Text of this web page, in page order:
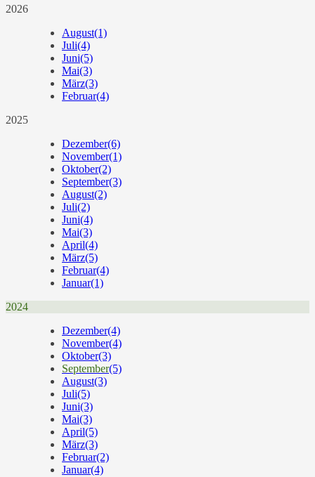
2026
August(1)
Juli(4)
Juni(5)
Mai(3)
März(3)
Februar(4)
2025
Dezember(6)
November(1)
Oktober(2)
September(3)
August(2)
Juli(2)
Juni(4)
Mai(3)
April(4)
März(5)
Februar(4)
Januar(1)
2024
Dezember(4)
November(4)
Oktober(3)
September(5)
August(3)
Juli(5)
Juni(3)
Mai(3)
April(5)
März(3)
Februar(2)
Januar(4)